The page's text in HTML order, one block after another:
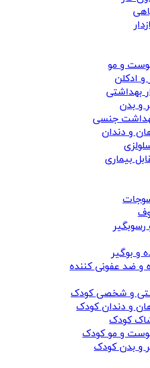
و مو
ادکلن
بهداشتی
و بدن
جنسی
و دندان
بیماری
رسوبگیر
و بوگیر
و ضد عفونی کننده
و شخصی کودک
و دندان کودک
کودک
و مو کودک
و بدن کودک